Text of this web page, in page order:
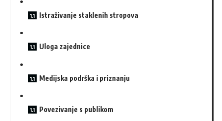
Istraživanje staklenih stropova
Uloga zajednice
Medijska podrška i priznanju
Povezivanje s publikom